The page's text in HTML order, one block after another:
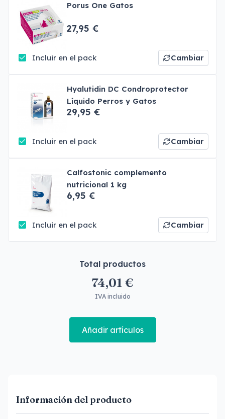
Porus One Gatos
27,95 €
Incluir en el pack Cambiar
Hyalutidin DC Condroprotector
Líquido Perros y Gatos
29,95 €
Incluir en el pack Cambiar
Calfostonic complemento
nutricional 1 kg
6,95 €
Incluir en el pack Cambiar
Total productos
74,01 €
IVA incluido
Añadir artículos
Información del producto